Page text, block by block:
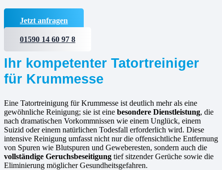
Jetzt anfragen
01590 14 60 97 8
Ihr kompetenter Tatortreiniger
für Krummesse
Eine Tatortreinigung für Krummesse ist deutlich mehr als eine
gewöhnliche Reinigung; sie ist eine besondere Dienstleistung, die
nach dramatischen Vorkommnissen wie einem Unglück, einem
Suizid oder einem natürlichen Todesfall erforderlich wird. Diese
intensive Reinigung umfasst nicht nur die offensichtliche Entfernung
von Spuren wie Blutspuren und Geweberesten, sondern auch die
vollständige Geruchsbeseitigung tief sitzender Gerüche sowie die
Eliminierung möglicher Gesundheitsgefahren.